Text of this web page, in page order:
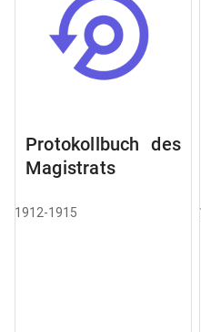
Protokollbuch des
Magistrats
1912-1915